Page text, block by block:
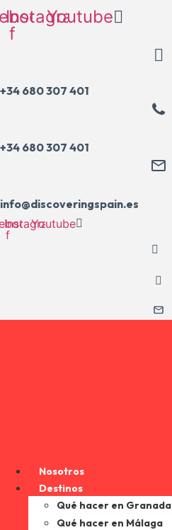
al
contenido
f
Instagram
Youtube
+34 680 307 401
+34 680 307 401
info@discoveringspain.es
f
Instagram
Youtube
Nosotros
Destinos
Qué hacer en Granada
Qué hacer en Málaga